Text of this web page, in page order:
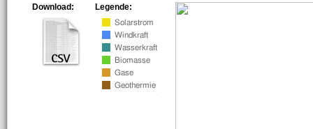
Legende:
Download: